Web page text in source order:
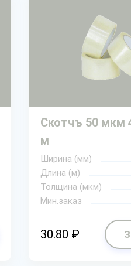
Скотчъ 50 мкм
м
Ширина (мм)
Длина (м)
Толщина (мкм)
Мин.заказ
30.80 ₽